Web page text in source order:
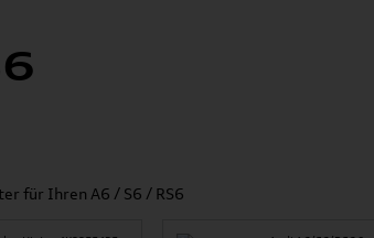
für Ihren A6 / S6 / RS6